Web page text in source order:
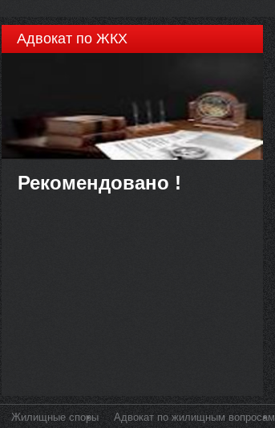
рекламування лікарських засобів" НАКАЗУЮ:
Адвокат по ЖКХ
Рекомендовано !
Жилищные споры Адвокат по жилищным вопросам